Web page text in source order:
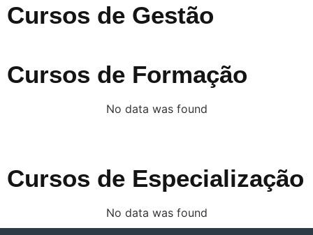
Cursos de Gestão
Cursos de Formação
No data was found
Cursos de Especialização
No data was found